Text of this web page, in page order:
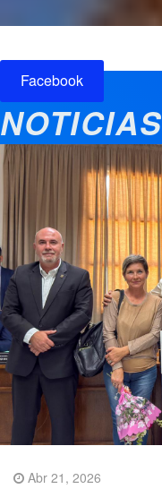
Facebook
NOTICIAS
Abr 21, 2026